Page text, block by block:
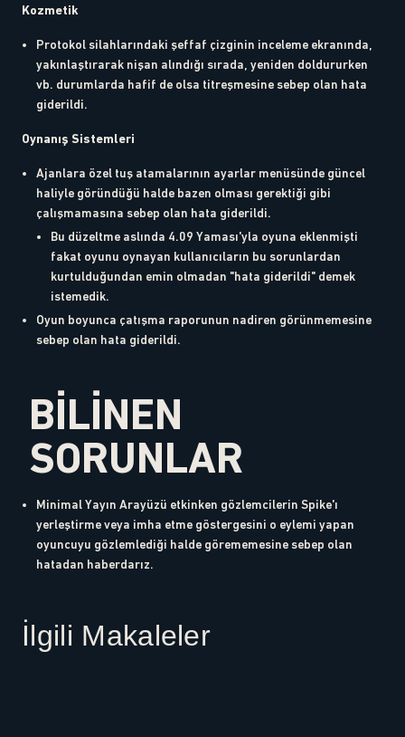
Kozmetik
Protokol silahlarındaki şeffaf çizginin inceleme ekranında,
yakınlaştırarak nişan alındığı sırada, yeniden doldururken
vb. durumlarda hafif de olsa titreşmesine sebep olan hata
giderildi.
Oynanış Sistemleri
Ajanlara özel tuş atamalarının ayarlar menüsünde güncel
haliyle göründüğü halde bazen olması gerektiği gibi
çalışmamasına sebep olan hata giderildi.
Bu düzeltme aslında 4.09 Yaması'yla oyuna eklenmişti
fakat oyunu oynayan kullanıcıların bu sorunlardan
kurtulduğundan emin olmadan "hata giderildi" demek
istemedik.
Oyun boyunca çatışma raporunun nadiren görünmemesine
sebep olan hata giderildi.
BİLİNEN
SORUNLAR
Minimal Yayın Arayüzü etkinken gözlemcilerin Spike'ı
yerleştirme veya imha etme göstergesini o eylemi yapan
oyuncuyu gözlemlediği halde görememesine sebep olan
hatadan haberdarız.
İlgili Makaleler